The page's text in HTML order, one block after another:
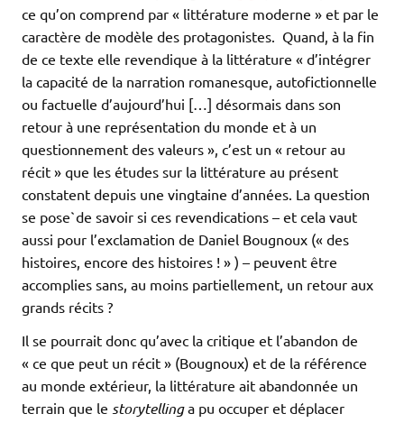
ce qu’on comprend par « littérature moderne » et par le
caractère de modèle des protagonistes. Quand, à la fin
de ce texte elle revendique à la littérature « d’intégrer
la capacité de la narration romanesque, autofictionnelle
ou factuelle d’aujourd’hui […] désormais dans son
retour à une représentation du monde et à un
questionnement des valeurs », c’est un « retour au
récit » que les études sur la littérature au présent
constatent depuis une vingtaine d’années. La question
se pose`de savoir si ces revendications – et cela vaut
aussi pour l’exclamation de Daniel Bougnoux (« des
histoires, encore des histoires ! » ) – peuvent être
accomplies sans, au moins partiellement, un retour aux
grands récits ?
Il se pourrait donc qu’avec la critique et l’abandon de
« ce que peut un récit » (Bougnoux) et de la référence
au monde extérieur, la littérature ait abandonnée un
terrain que le storytellinga pu occuper et déplacer